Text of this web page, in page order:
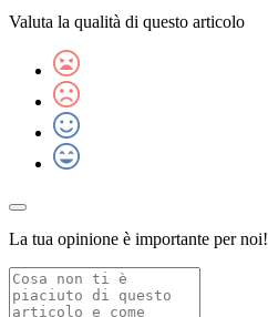
Valuta la qualità di questo articolo
La tua opinione è importante per noi!